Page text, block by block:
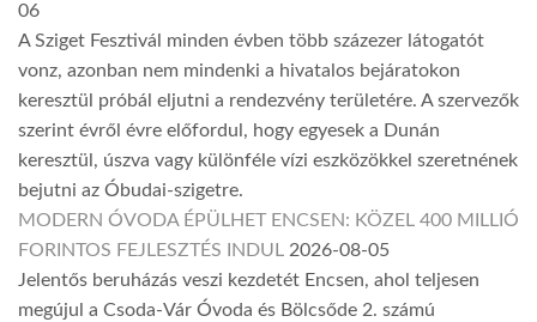
06
A Sziget Fesztivál minden évben több százezer látogatót
vonz, azonban nem mindenki a hivatalos bejáratokon
keresztül próbál eljutni a rendezvény területére. A szervezők
szerint évről évre előfordul, hogy egyesek a Dunán
keresztül, úszva vagy különféle vízi eszközökkel szeretnének
bejutni az Óbudai-szigetre.
MODERN ÓVODA ÉPÜLHET ENCSEN: KÖZEL 400 MILLIÓ
FORINTOS FEJLESZTÉS INDUL 2026-08-05
Jelentős beruházás veszi kezdetét Encsen, ahol teljesen
megújul a Csoda-Vár Óvoda és Bölcsőde 2. számú